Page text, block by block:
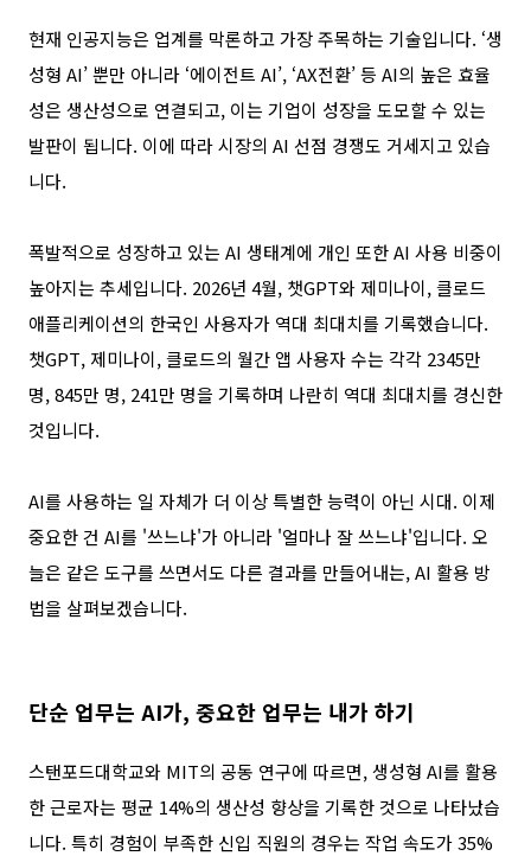
현재 인공지능은 업계를 막론하고 가장 주목하는 기술입니다. ‘생
성형 AI’뿐만 아니라 ‘에이전트 AI’, ‘AX전환’등 AI의 높은 효율
성은 생산성으로 연결되고, 이는 기업이 성장을 도모할 수 있는
발판이 됩니다. 이에 따라 시장의 AI 선점 경쟁도 거세지고 있습
니다.
폭발적으로 성장하고 있는 AI 생태계에 개인 또한AI 사용 비중이
높아지는 추세입니다. 2026년 4월, 챗GPT와 제미나이,클로드
애플리케이션의 한국인 사용자가 역대 최대치를 기록했습니다.
챗GPT, 제미나이,클로드의 월간 앱 사용자 수는 각각 2345만
명, 845만 명, 241만 명을 기록하며 나란히 역대 최대치를 경신한
것입니다.
AI를 사용하는 일 자체가 더 이상 특별한 능력이 아닌 시대. 이제
중요한 건 AI를 '쓰느냐'가 아니라 '얼마나 잘 쓰느냐'입니다. 오
늘은 같은 도구를 쓰면서도 다른 결과를 만들어내는, AI 활용 방
법을 살펴보겠습니다.
단순 업무는 AI가, 중요한 업무는 내가 하기
스탠포드대학교와 MIT의 공동 연구에 따르면,생성형 AI를 활용
한 근로자는 평균 14%의 생산성 향상을 기록한 것으로 나타났습
니다. 특히 경험이 부족한 신입 직원의 경우는 작업 속도가35%